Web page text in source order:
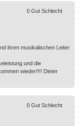
ihren musikalischen Leiter
und die
wieder!!!! Dieter
0 Gut Schlecht
0 Gut Schlecht